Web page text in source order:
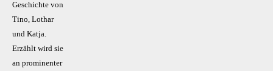
Geschichte von
Tino, Lothar
und Katja.
Erzählt wird sie
an prominenter